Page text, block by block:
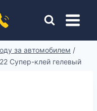
за автомобилем /
Супер-клей гелевый